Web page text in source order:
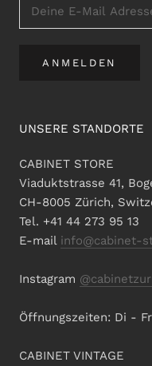
ANMELDEN
UNSERE STANDORTE
CABINET STORE
Viaduktstrasse 41,
CH-8005 Zürich,
Tel. +41 44 273 95 13
E-mail info@cabinet-
Instagram
Öffnungszeiten: Di - Fr
CABINET VINTAGE